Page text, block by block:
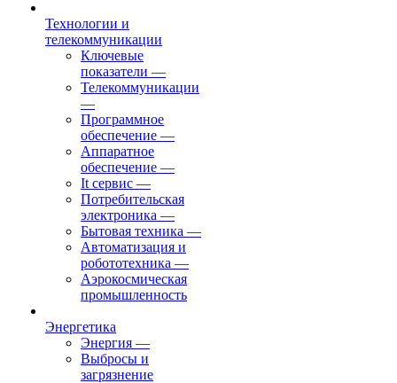
Технологии и
телекоммуникации
Ключевые
показатели —
Телекоммуникации
—
Программное
обеспечение —
Аппаратное
обеспечение —
It сервис —
Потребительская
электроника —
Бытовая техника —
Автоматизация и
робототехника —
Аэрокосмическая
промышленность
Энергетика
Энергия —
Выбросы и
загрязнение